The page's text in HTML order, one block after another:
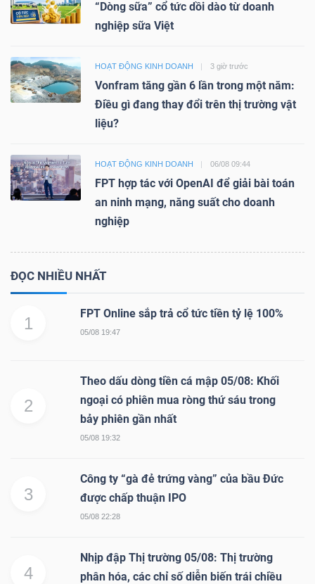
“Dòng sữa” cổ tức dồi dào từ doanh
nghiệp sữa Việt
HOẠT ĐỘNG KINH DOANH 3 giờ trước
Vonfram tăng gần 6 lần trong một năm:
Điều gì đang thay đổi trên thị trường vật
liệu?
HOẠT ĐỘNG KINH DOANH 06/08 09:44
FPT hợp tác với OpenAI để giải bài toán
an ninh mạng, năng suất cho doanh
nghiệp
ĐỌC NHIỀU NHẤT
1
FPT Online sắp trả cổ tức tiền tỷ lệ 100%
05/08 19:47
2
Theo dấu dòng tiền cá mập 05/08: Khối
ngoại có phiên mua ròng thứ sáu trong
bảy phiên gần nhất
05/08 19:32
3
Công ty “gà đẻ trứng vàng” của bầu Đức
được chấp thuận IPO
05/08 22:28
4
Nhịp đập Thị trường 05/08: Thị trường
phân hóa, các chỉ số diễn biến trái chiều